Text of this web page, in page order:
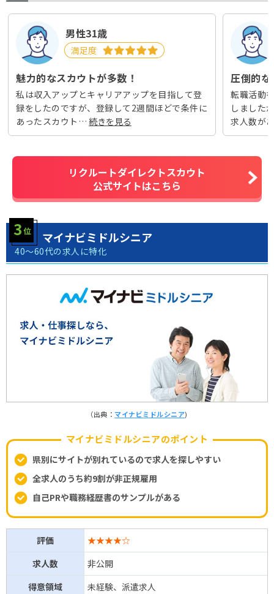
男性31歳
満足度
魅力的なスカウトが多数！
私は収入アップとキャリアアップを目指して登
録をしたのですが、登録して2週間ほどで条件に
あったスカウト…
圧倒的
転職活動
しました
求人数が
リクルートダイレクトスカウト
公式サイトはこちら
マイナビミドルシニア
40～60代の求人に特化
（出典： マイナビミドルシニア)
マイナビミドルシニアのポイント
県別にサイトが別れているので求人を探しやすい
全求人のうち約9割が非正規雇用
自己PRや職務経歴書のサンプルがある
評価
★★★★☆
求人数
非公開
得意領域
未経験、派遣求人